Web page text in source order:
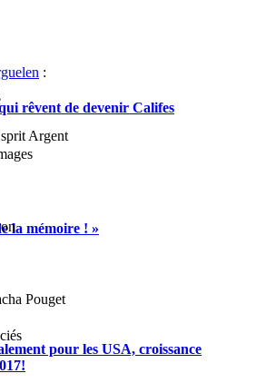
Argent
Pouget
:
rêvent de devenir Califes
la mémoire ! »
pour les USA, croissance